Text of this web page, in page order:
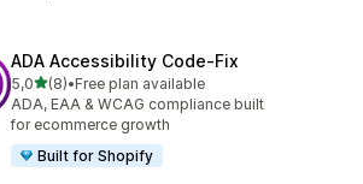
ADA Accessibility Code‑Fix
5,0z 5 hvězd
(8)
Celkový počet recenzí: 8
•Free plan available
ADA, EAA & WCAG compliance built
for ecommerce growth
Built for Shopify